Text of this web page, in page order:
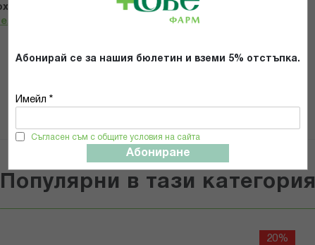
Абонирай се за нашия бюлетин и вземи 5% отстъпка.
Имейл *
Съгласен съм с общите условия на сайта
Абониране
и се съгласявам с
Общите условия и политиката за
Популярни в тази категория
20%